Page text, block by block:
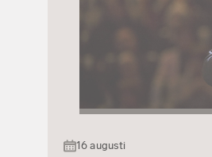
16 augusti